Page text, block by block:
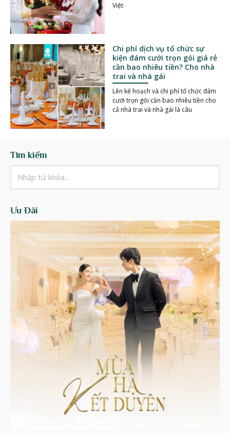
Việt
Chi phí dịch vụ tổ chức sự
kiện đám cưới trọn gói giá rẻ
cần bao nhiêu tiền? Cho nhà
trai và nhà gái
Lên kế hoạch và chi phí tổ chức đám
cưới trọn gói cần bao nhiêu tiền cho
cả nhà trai và nhà gái là câu
Tìm kiếm
Ưu Đãi